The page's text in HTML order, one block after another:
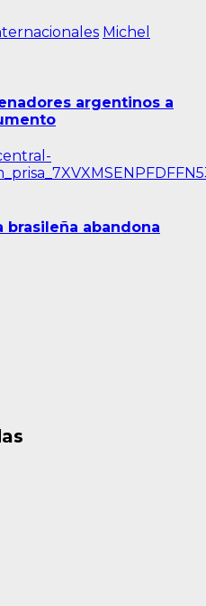
Michel
argentinos a
brasileña abandona